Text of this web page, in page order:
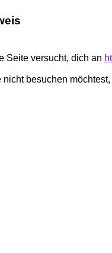
Seite versucht, dich an
besuchen